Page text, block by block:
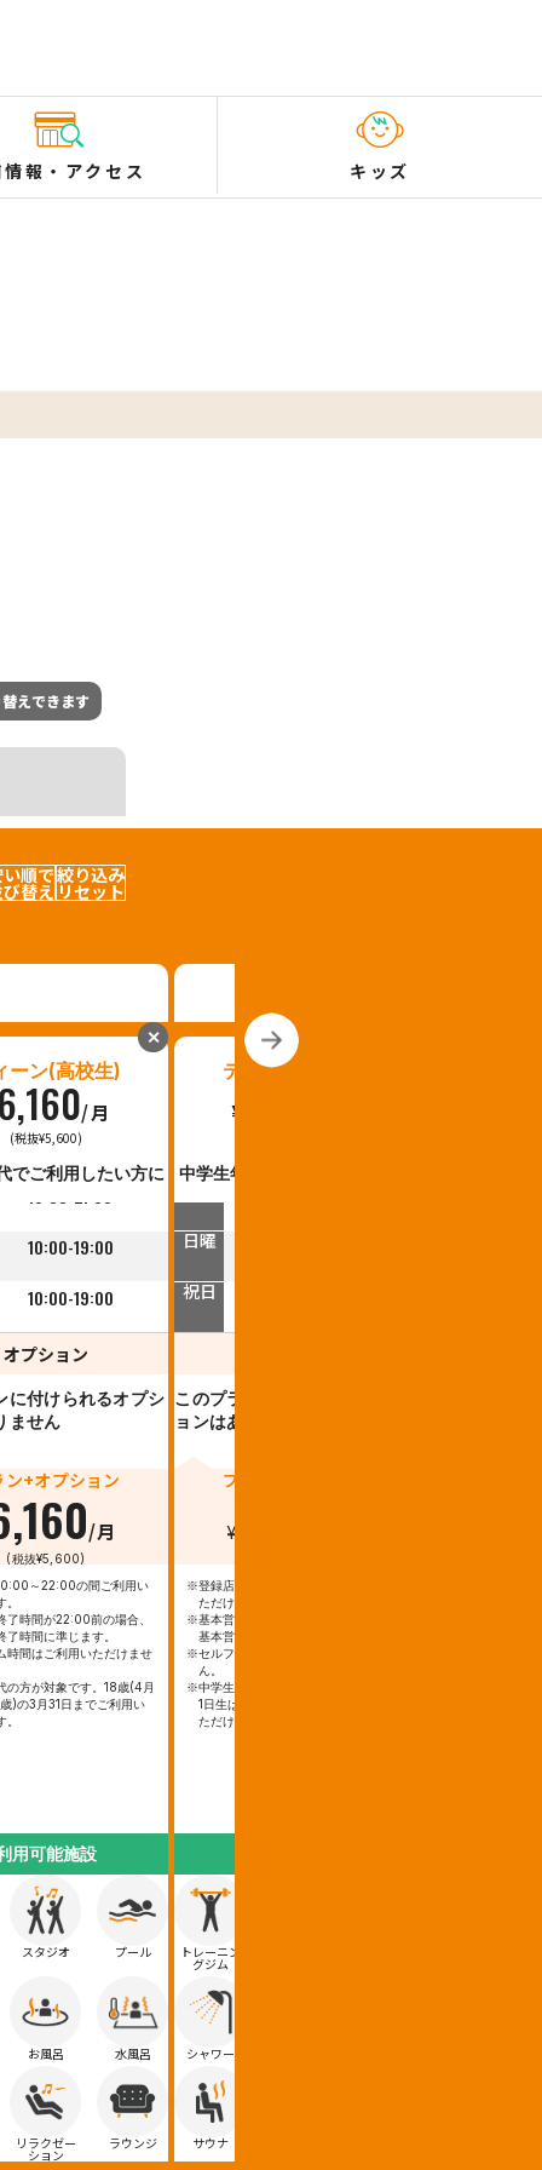
報 ・ アクセス キッズ
えできます
い順で
替え
絞り込み
リセット
✕
ーン(高校生)
6,160/月
(税抜¥5,600)
でご利用したい方に
10:00-22:00
10:00-19:00
10:00-19:00
オプション
に付けられるオプシ
ません
ン+オプション
/月
(税抜¥5,600)
～22:00の間ご利用い
了時間が22:00前の場合、
了時間に準じます。
時間はご利用いただけませ
の方が対象です。18歳(4月
)の3月31日までご利用い
用可能施設
スタジオ プール
お風呂 水風呂
リラクゼー
ション
ラウンジ
ティーン(中学生)
¥
中学生年代でご利用したい方に
土曜
日曜
祝日
このプランに付けられるオプシ
ョンはありません
プラン+オプション
¥
※登録店を10:00～21:00の間ご利用い
ただけます。
※基本営業終了時間が21:00前の場合、
基本営業終了時間に準じます。
※セルフジム時間はご利用いただけませ
ん。
※中学生年代の方が対象です。15歳(4月
1日生は14歳)の3月31日までご利用い
ただけます。
トレーニン
グジム
シャワー
サウナ